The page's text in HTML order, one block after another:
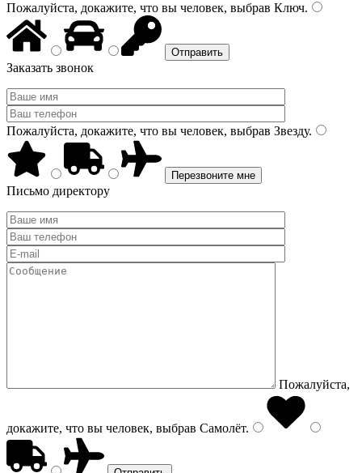
Пожалуйста, докажите, что вы человек, выбрав Ключ.
Заказать звонок
Пожалуйста, докажите, что вы человек, выбрав Звезду.
Письмо директору
Пожалуйста,
докажите, что вы человек, выбрав Самолёт.